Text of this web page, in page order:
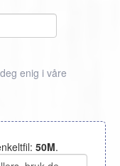
enig i våre
50M.